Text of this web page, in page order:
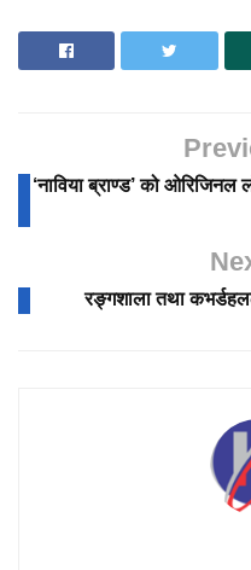
‘नाविया ब्राण्ड’ को
रङ्गशाला तथा